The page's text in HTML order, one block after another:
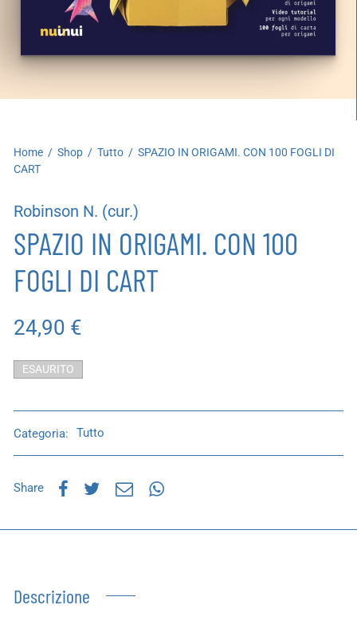
Home / Shop / Tutto / SPAZIO IN ORIGAMI. CON 100 FOGLI DI
CART
Robinson N. (cur.)
SPAZIO IN ORIGAMI. CON 100
FOGLI DI CART
24,90 €
ESAURITO
Categoria: Tutto
Share
Descrizione